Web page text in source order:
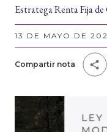
Estratega Renta Fija
13 DE MAYO DE
Compartir nota